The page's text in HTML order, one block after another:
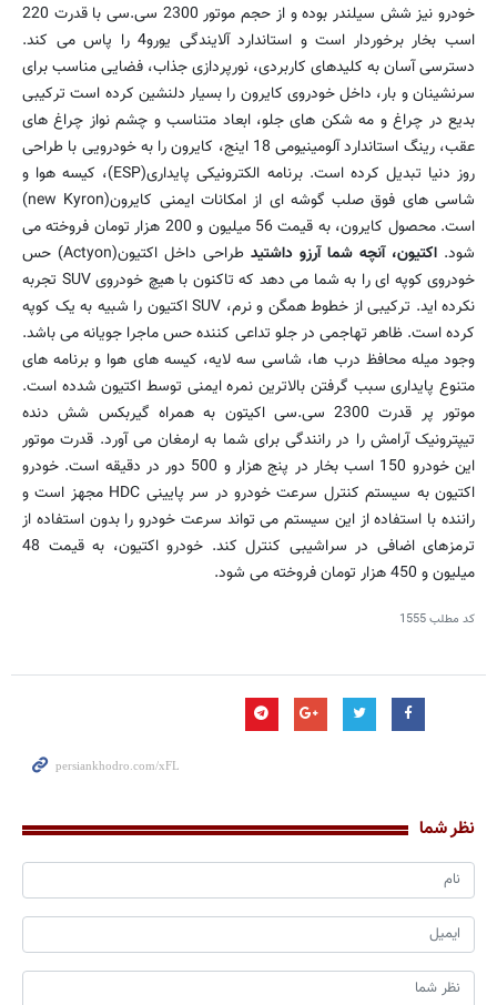
خودرو نیز شش سیلندر بوده و از حجم موتور 2300 سی.سی با قدرت 220
اسب بخار برخوردار است و استاندارد آلایندگی یورو4 را پاس می کند.
دسترسی آسان به کلیدهای کاربردی، نورپردازی جذاب، فضایی مناسب برای
سرنشینان و بار، داخل خودروی کایرون را بسیار دلنشین کرده است ترکیبی
بدیع در چراغ و مه شکن های جلو، ابعاد متناسب و چشم نواز چراغ های
عقب، رینگ استاندارد آلومینیومی 18 اینج، کایرون را به خودرویی با طراحی
روز دنیا تبدیل کرده است. برنامه الکترونیکی پایداری(ESP)، کیسه هوا و
شاسی های فوق صلب گوشه ای از امکانات ایمنی کایرون(new Kyron)
است. محصول کایرون، به قیمت 56 میلیون و 200 هزار تومان فروخته می
شود. اکتیون، آنچه شما آرزو داشتید
طراحی داخل اکتیون(Actyon) حس
خودروی کوپه ای را به شما می دهد که تاکنون با هیچ خودروی SUV تجربه
نکرده اید. ترکیبی از خطوط همگن و نرم، SUV اکتیون را شبیه به یک کوپه
کرده است. ظاهر تهاجمی در جلو تداعی کننده حس ماجرا جویانه می باشد.
وجود میله محافظ درب ها، شاسی سه لایه، کیسه های هوا و برنامه های
متنوع پایداری سبب گرفتن بالاترین نمره ایمنی توسط اکتیون شدده است.
موتور پر قدرت 2300 سی.سی اکیتون به همراه گیربکس شش دنده
تیپترونیک آرامش را در رانندگی برای شما به ارمغان می آورد. قدرت موتور
این خودرو 150 اسب بخار در پنج هزار و 500 دور در دقیقه است. خودرو
اکتیون به سیستم کنترل سرعت خودرو در سر پایینی HDC مجهز است و
راننده با استفاده از این سیستم می تواند سرعت خودرو را بدون استفاده از
ترمزهای اضافی در سراشیبی کنترل کند. خودرو اکتیون، به قیمت 48
میلیون و 450 هزار تومان فروخته می شود.
کد مطلب1555
نظر شما